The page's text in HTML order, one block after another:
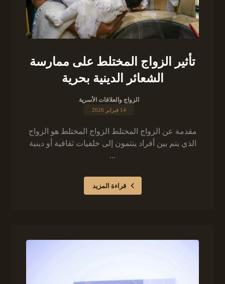
تأثير الزواج المختلط على ممارسة
الشعائر الدينية بحرية
الزواج والعلاقات الأسرية
14 فبراير 2026
مقدمة عن الزواج المختلط الزواج المختلط هو الزواج
الذي يتم بين أفراد ينتمون إلى خلفيات ثقافية أو دينية
...
قراءة المزيد